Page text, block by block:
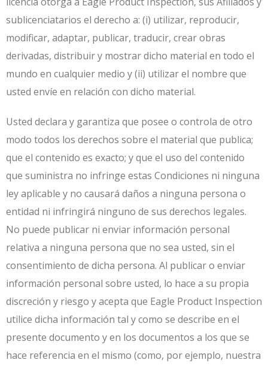
sublicenciatarios el derecho a: (i) utilizar, reproducir,
modificar, adaptar, publicar, traducir, crear obras
derivadas, distribuir y mostrar dicho material en todo el
mundo en cualquier medio y (ii) utilizar el nombre que
usted envíe en relación con dicho material.
Usted declara y garantiza que posee o controla de otro
modo todos los derechos sobre el material que publica;
que el contenido es exacto; y que el uso del contenido
que suministra no infringe estas Condiciones ni ninguna
ley aplicable y no causará daños a ninguna persona o
entidad ni infringirá ninguno de sus derechos legales.
No puede publicar ni enviar información personal
relativa a ninguna persona que no sea usted, sin el
consentimiento de dicha persona. Al publicar o enviar
información personal sobre usted, lo hace a su propia
discreción y riesgo y acepta que Eagle Product Inspection
utilice dicha información tal y como se describe en el
presente documento y en los documentos a los que se
hace referencia en el mismo (como, por ejemplo, nuestra